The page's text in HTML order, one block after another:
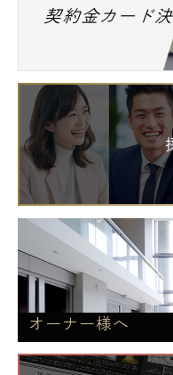
契約金カード
オーナー様へ